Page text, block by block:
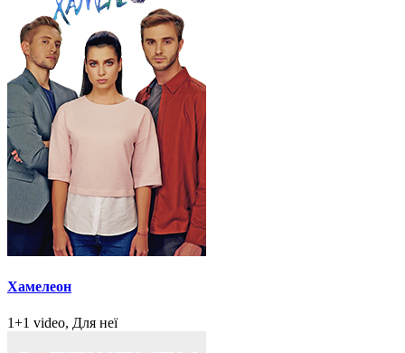
Хамелеон
1+1 video, Для неї